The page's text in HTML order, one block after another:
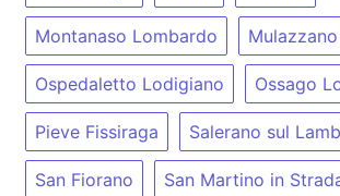
Montanaso Lombardo Mulazzano
Ospedaletto Lodigiano Ossago
Pieve Fissiraga Salerano sul
San Fiorano San Martino in